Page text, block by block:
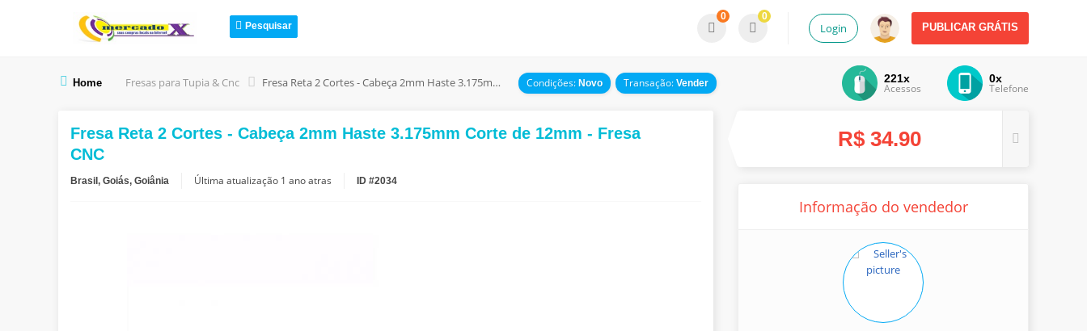
Pesquisar PUBLICAR GRÁTIS
Login
0 0
Home Fresas para Tupia & Cnc Fresa Reta 2 Cortes - Cabeça 2mm Haste 3.175mm Corte de 12mm - Fresa CNC Condições: Novo Transação: Vender 0x
Telefone
221x
Acessos
Fresa Reta 2 Cortes - Cabeça 2mm Haste 3.175mm Corte de 12mm - Fresa
CNC
Brasil, Goiás, Goiânia Última atualização 1 ano atras ID #2034
R$ 34.90
Informação do vendedor